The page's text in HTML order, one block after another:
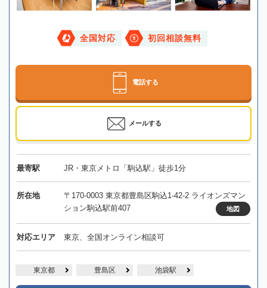
全国対応 初回相談無料
電話する
メールする
最寄駅 JR・東京メトロ「駒込駅」徒歩1分
所在地
〒170-0003 東京都豊島区駒込1-42-2 ライオンズマン
ション駒込駅前407
地図
対応エリア 東京、全国オンライン相談可
東京都 豊島区 池袋駅